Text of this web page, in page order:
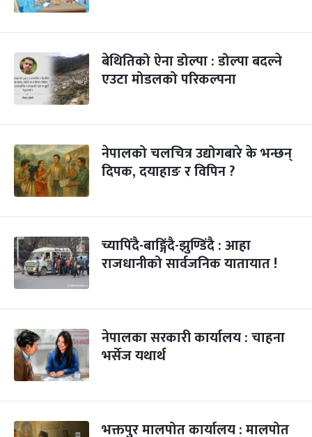
बेथितिको ऐना डोल्पा : डोल्पा बदल्ने
एउटा मोडलको परिकल्पना
नेपालको चलचित्र उद्योगबारे के भन्छन्
दिपक, दयाहाङ र विपिन ?
च्यापिंदै-बाङ्गिंदै-झुण्डिंदै : आहा
राजधानीको सार्वजनिक यातायात !
नेपालका सरकारी कार्यालय : चाहना
भर्सेज यथार्थ
भक्तपुर मालपोत कार्यालय : मालपोत